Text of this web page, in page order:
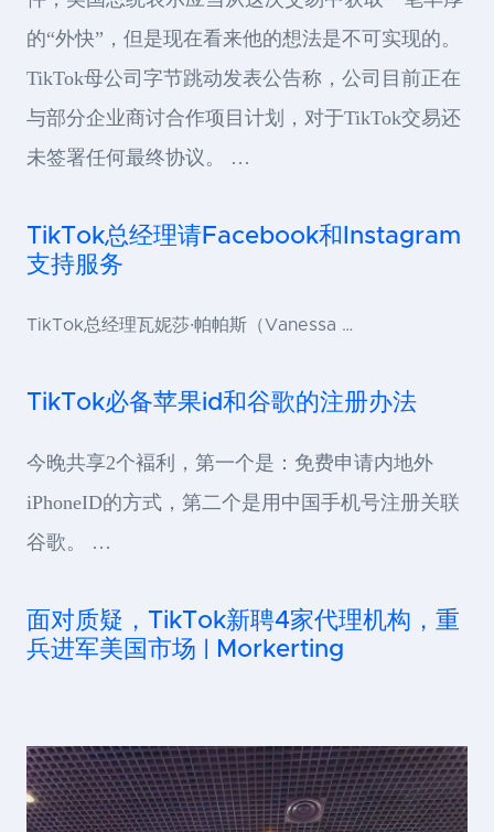
的“外快”，但是现在看来他的想法是不可实现的。
TikTok母公司字节跳动发表公告称，公司目前正在
与部分企业商讨合作项目计划，对于TikTok交易还
未签署任何最终协议。 …
TikTok总经理请Facebook和Instagram
支持服务
TikTok总经理瓦妮莎·帕帕斯（Vanessa …
TikTok必备苹果id和谷歌的注册办法
今晚共享2个褔利，第一个是：免费申请内地外
iPhoneID的方式，第二个是用中国手机号注册关联
谷歌。 …
面对质疑，TikTok新聘4家代理机构，重
兵进军美国市场 | Morkerting